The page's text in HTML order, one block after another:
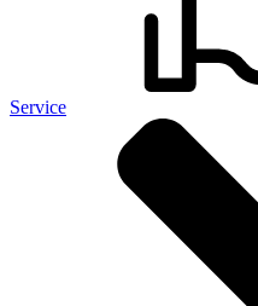
Service